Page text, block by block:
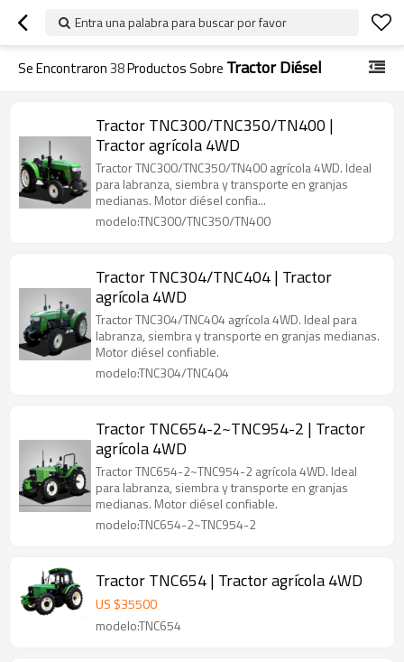
Entra una palabra para buscar por favor
Se Encontraron38Productos Sobre Tractor Diésel
Tractor TNC300/TNC350/TN400 |
Tractor agrícola 4WD
Tractor TNC300/TNC350/TN400 agrícola 4WD. Ideal
para labranza, siembra y transporte en granjas
medianas. Motor diésel confia...
modelo:TNC300/TNC350/TN400
Tractor TNC304/TNC404 | Tractor
agrícola 4WD
Tractor TNC304/TNC404 agrícola 4WD. Ideal para
labranza, siembra y transporte en granjas medianas.
Motor diésel confiable.
modelo:TNC304/TNC404
Tractor TNC654-2~TNC954-2 | Tractor
agrícola 4WD
Tractor TNC654-2~TNC954-2 agrícola 4WD. Ideal
para labranza, siembra y transporte en granjas
medianas. Motor diésel confiable.
modelo:TNC654-2~TNC954-2
Tractor TNC654 | Tractor agrícola 4WD
US $35500
modelo:TNC654